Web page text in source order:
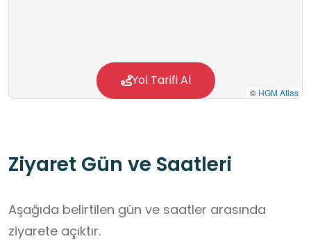
© HGM Atlas
Yol Tarifi Al
Ziyaret Gün ve Saatleri
Aşağıda belirtilen gün ve saatler arasında
ziyarete açıktır.